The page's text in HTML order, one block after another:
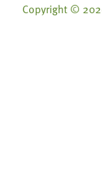
Copyright ©